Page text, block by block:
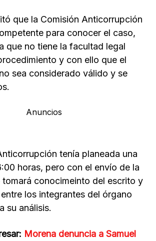
que la Comisión Anticorrupción
para conocer el caso,
que no tiene la facultad legal
y con ello que el
sea considerado válido y se
Anuncios
tenía planeada una
horas, pero con el envío de la
tomará conocimeinto del escrito y
los integrantes del órgano
su análisis.
Morena denuncia a Samuel